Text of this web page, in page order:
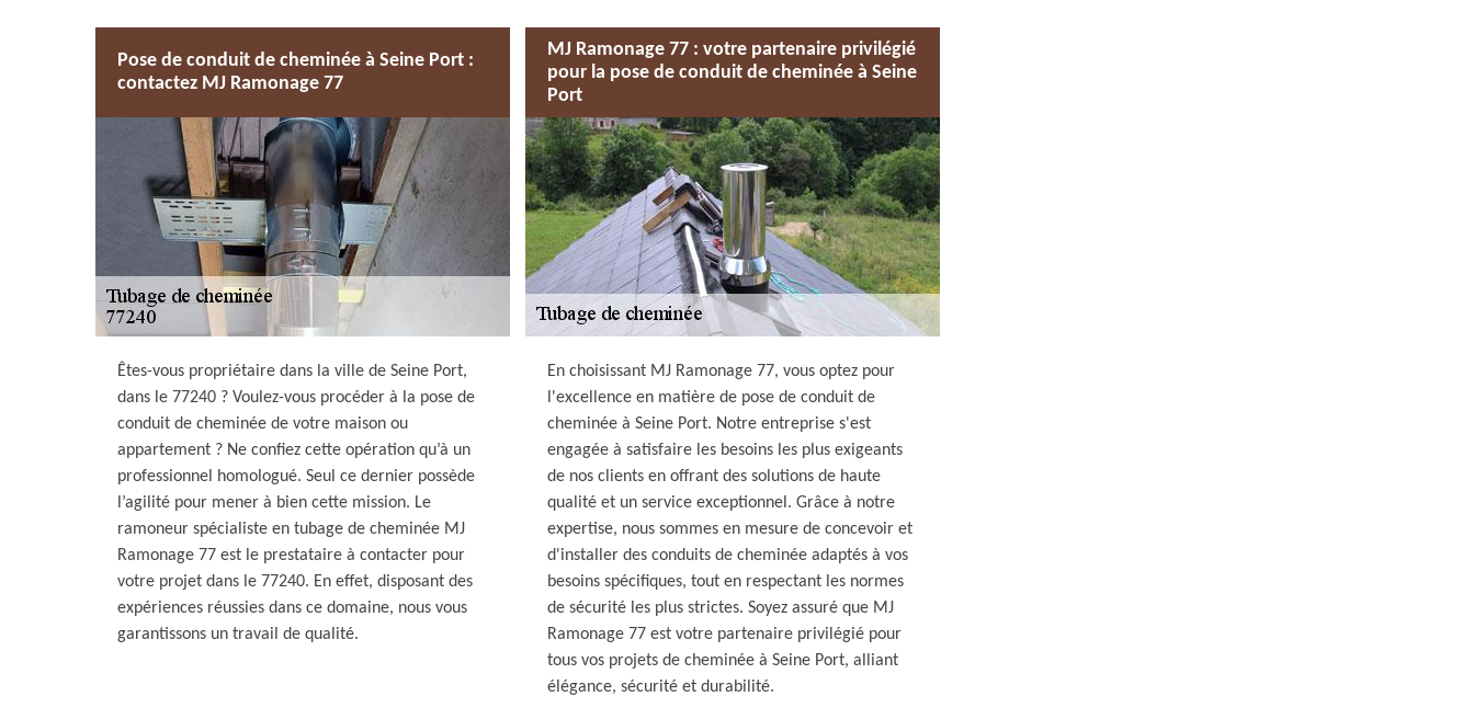
Pose de conduit de cheminée à Seine Port :
contactez MJ Ramonage 77
Êtes-vous propriétaire dans la ville de Seine Port,
dans le 77240 ? Voulez-vous procéder à la pose de
conduit de cheminée de votre maison ou
appartement ? Ne confiez cette opération qu’à un
professionnel homologué. Seul ce dernier possède
l’agilité pour mener à bien cette mission. Le
ramoneur spécialiste en tubage de cheminée MJ
Ramonage 77 est le prestataire à contacter pour
votre projet dans le 77240. En effet, disposant des
expériences réussies dans ce domaine, nous vous
garantissons un travail de qualité.
MJ Ramonage 77 : votre partenaire privilégié
pour la pose de conduit de cheminée à Seine
Port
En choisissant MJ Ramonage 77, vous optez pour
l'excellence en matière de pose de conduit de
cheminée à Seine Port. Notre entreprise s'est
engagée à satisfaire les besoins les plus exigeants
de nos clients en offrant des solutions de haute
qualité et un service exceptionnel. Grâce à notre
expertise, nous sommes en mesure de concevoir et
d'installer des conduits de cheminée adaptés à vos
besoins spécifiques, tout en respectant les normes
de sécurité les plus strictes. Soyez assuré que MJ
Ramonage 77 est votre partenaire privilégié pour
tous vos projets de cheminée à Seine Port, alliant
élégance, sécurité et durabilité.